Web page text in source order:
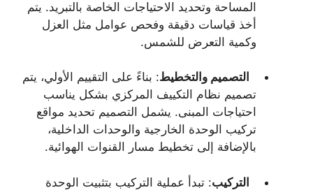
المساحة وتحديد الاحتياجات الخاصة بالتبريد. يتم
أخذ قياسات دقيقة وفحص عوامل مثل العزل
وكمية التعرض للشمس.
التصميم والتخطيط: بناءً على التقييم الأولي، يتم
تصميم نظام التكييف المركزي بشكل يناسب
احتياجات المبنى. يشمل التصميم تحديد مواقع
تركيب الوحدة الخارجية والوحدات الداخلية،
بالإضافة إلى تخطيط مسار القنوات الهوائية.
التركيب: تبدأ عملية التركيب بتثبيت الوحدة